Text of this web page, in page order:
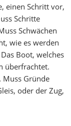
einen Schritt vor,
Schritte
Schwächen
wie es werden
Boot, welches
überfrachtet.
Muss Gründe
oder der Zug,